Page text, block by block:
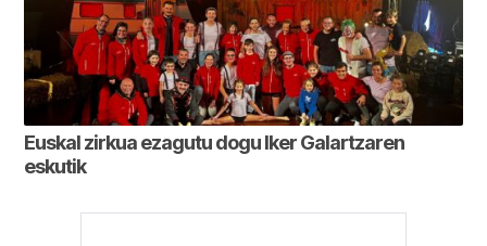
Euskal zirkua ezagutu dogu Iker Galartzaren
eskutik